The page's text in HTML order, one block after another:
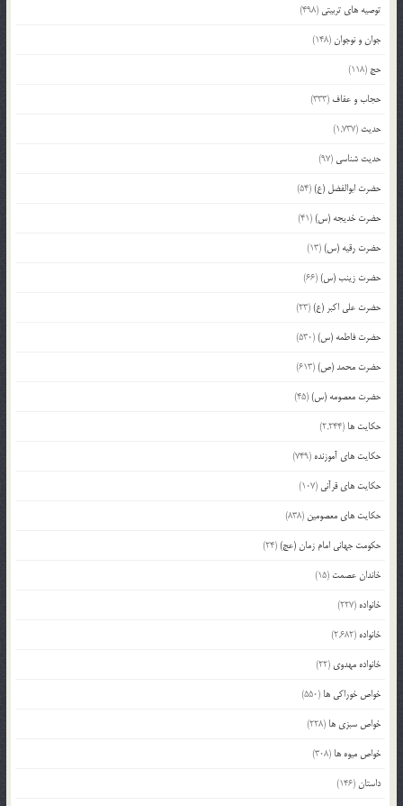
توصیه های تربیتی (498)
جوان و نوجوان(148)
حج (118)
حجاب و عفاف (333)
حدیث (1,737)
حدیث شناسی (97)
حضرت ابوالفضل (ع)(54)
حضرت خدیجه (س)(41)
حضرت رقیه (س)(13)
حضرت زینب (س)(66)
حضرت علی اکبر (ع)(23)
حضرت فاطمه (س)(530)
حضرت محمد (ص)(613)
حضرت معصومه (س)(45)
حکایت ها (2,244)
حکایت های آموزنده (749)
حکایت های قرآنی (107)
حکایت های معصومین (838)
حکومت جهانی امام زمان (عج)(24)
خاندان عصمت (15)
خانواده (227)
خانواده (2,682)
خانواده مهدوی (22)
خواص خوراکی ها (550)
خواص سبزی ها (228)
خواص میوه ها (308)
داستان(146)